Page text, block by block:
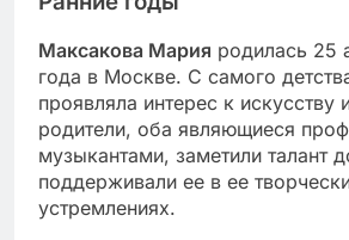
Максакова Мария родилась 25
года в Москве. С самого
проявляла интерес к искусству
родители, оба являющиеся
музыкантами, заметили талант
поддерживали ее в ее
устремлениях.